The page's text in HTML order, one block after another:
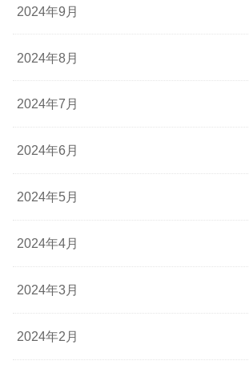
2024年9月
2024年8月
2024年7月
2024年6月
2024年5月
2024年4月
2024年3月
2024年2月